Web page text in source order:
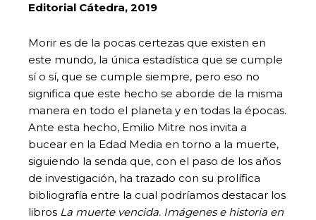
Editorial Cátedra, 2019
Morir es de la pocas certezas que existen en
este mundo, la única estadística que se cumple
sí o sí, que se cumple siempre, pero eso no
significa que este hecho se aborde de la misma
manera en todo el planeta y en todas la épocas.
Ante esta hecho, Emilio Mitre nos invita a
bucear en la Edad Media en torno a la muerte,
siguiendo la senda que, con el paso de los años
de investigación, ha trazado con su prolífica
bibliografía entre la cual podríamos destacar los
libros La muerte vencida. Imágenes e historia en